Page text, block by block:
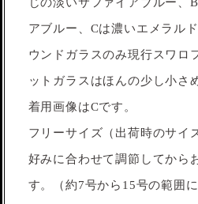
アブルー、Cは濃いエメラル
ウンドガラスのみ現行スワロ
ットガラスはほんの少し小さ
着用画像はCです。
フリーサイズ（出荷時のサイ
好みに合わせて調節してから
す。（約7号から15号の範囲